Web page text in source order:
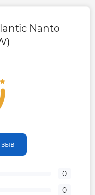
1 раз в 2 года
Nanto
0
0